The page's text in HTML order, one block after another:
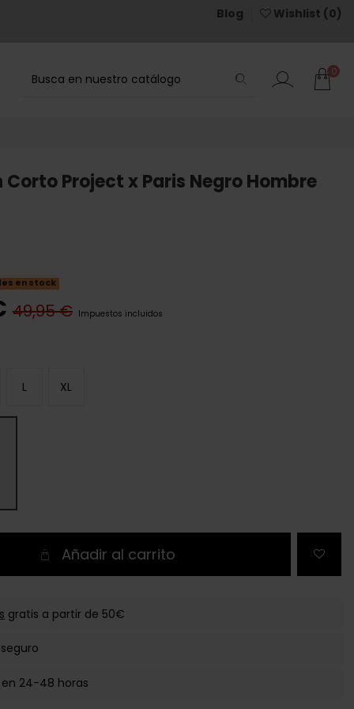
Blog Wishlist (0)
0
Corto Project x Paris Negro Hombre
en stock
49,95 € Impuestos incluidos
L XL
Añadir al carrito
gratis a partir de 50€
en 24-48 horas